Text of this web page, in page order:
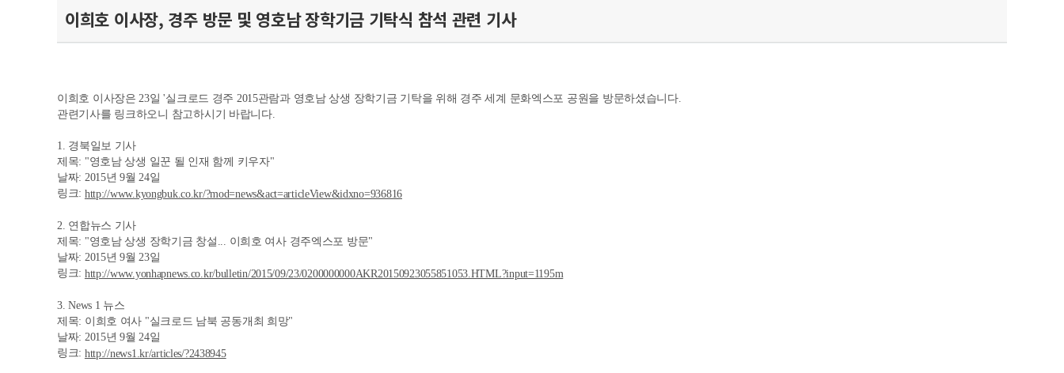
이희호 이사장, 경주 방문 및 영호남 장학기금 기탁식 참석 관련 기사
이희호 이사장은 23일 '실크로드 경주 2015관람과 영호남 상생 장학기금 기탁을 위해 경주 세계 문화엑스포 공원을 방문하셨습니다.
관련기사를 링크하오니 참고하시기 바랍니다.
1. 경북일보 기사
제목: "영호남 상생 일꾼 될 인재 함께 키우자"
날짜: 2015년 9월 24일
링크: http://www.kyongbuk.co.kr/?mod=news&act=articleView&idxno=936816
2. 연합뉴스 기사
제목: "영호남 상생 장학기금 창설... 이희호 여사 경주엑스포 방문"
날짜: 2015년 9월 23일
링크: http://www.yonhapnews.co.kr/bulletin/2015/09/23/0200000000AKR20150923055851053.HTML?input=1195m
3. News 1 뉴스
제목: 이희호 여사 "실크로드 남북 공동개최 희망"
날짜: 2015년 9월 24일
링크: http://news1.kr/articles/?2438945